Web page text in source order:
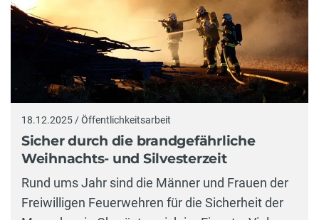
18.12.2025 / Öffentlichkeitsarbeit
Sicher durch die brandgefährliche
Weihnachts- und Silvesterzeit
Rund ums Jahr sind die Männer und Frauen der
Freiwilligen Feuerwehren für die Sicherheit der